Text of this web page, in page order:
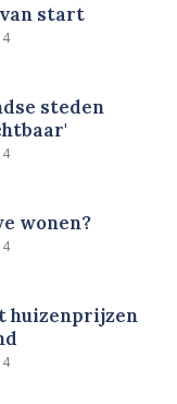
start
steden
wonen?
huizenprijzen